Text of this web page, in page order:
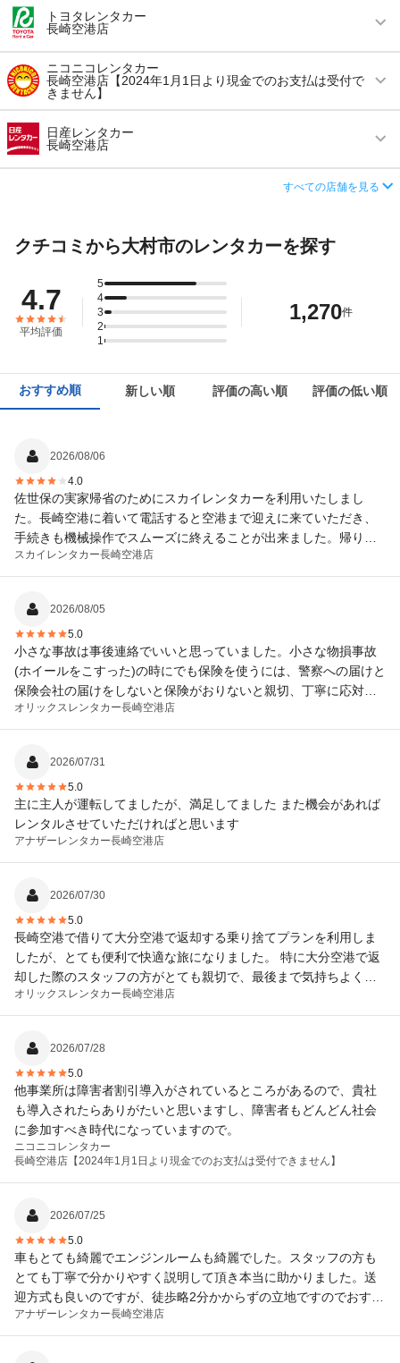
住所 大村市森園町１８４２番７
この店舗でレンタカーを探す
営業時間 毎日 09:00 ～ 20:00
アクセス 長崎空港より徒歩で約0分（送迎なし）
住所 大村市箕島町５９３
店舗詳細
この店舗でレンタカーを探す
トヨタレンタカー
長崎空港店
営業時間 毎日 08:00 ～ 20:00
アクセス
住所 長崎県大村市古賀島町300-10
ニコニコレンタカー
長崎空港店【2024年1月1日より現金でのお支払は受付で
きません】
営業時間 毎日 09:00 ～ 21:00
アクセス 長崎空港より無料送迎車で約10分
日産レンタカー
長崎空港店
住所 長崎県大村市協和町１６９２−１
この店舗でレンタカーを探す
すべての店舗を見る
クチコミから大村市のレンタカーを探す
4.7
平均評価
5
4
3
2
1
1,270件
おすすめ順 新しい順 評価の高い順 評価の低い順
2026/08/06
4.0
佐世保の実家帰省のためにスカイレンタカーを利用いたしまし
た。長崎空港に着いて電話すると空港まで迎えに来ていただき、
手続きも機械操作でスムーズに終えることが出来ました。帰りも
空港まで送っていただけますので、若干空港から離れてはおりま
すが他よりレンタカー代が安くおススメです。
スカイレンタカー長崎空港店
2026/08/05
5.0
小さな事故は事後連絡でいいと思っていました。小さな物損事故
(ホイールをこすった)の時にでも保険を使うには、警察への届けと
保険会社の届けをしないと保険がおりないと親切、丁寧に応対し
て貰いしました。 ありがとうございました。
オリックスレンタカー長崎空港店
2026/07/31
5.0
主に主人が運転してましたが、満足してました また機会があれば
レンタルさせていただければと思います
アナザーレンタカー長崎空港店
2026/07/30
5.0
長崎空港で借りて大分空港で返却する乗り捨てプランを利用しま
したが、とても便利で快適な旅になりました。 特に大分空港で返
却した際のスタッフの方がとても親切で、最後まで気持ちよく利
用することができました。手続きもスムーズで、安心して返却で
きたのが印象的です。 また九州を旅行する際は、ぜひ利用したい
オリックスレンタカー長崎空港店
2026/07/28
5.0
他事業所は障害者割引導入がされているところがあるので、貴社
も導入されたらありがたいと思いますし、障害者もどんどん社会
に参加すべき時代になっていますので。
ニコニコレンタカー
長崎空港店【2024年1月1日より現金でのお支払は受付できません】
2026/07/25
5.0
車もとても綺麗でエンジンルームも綺麗でした。スタッフの方も
とても丁寧で分かりやすく説明して頂き本当に助かりました。送
迎方式も良いのですが、徒歩略2分かからずの立地ですのでおすす
めです。 次回も利用したいと思っております。予約時間の変更等
本当に助かりました。
アナザーレンタカー長崎空港店